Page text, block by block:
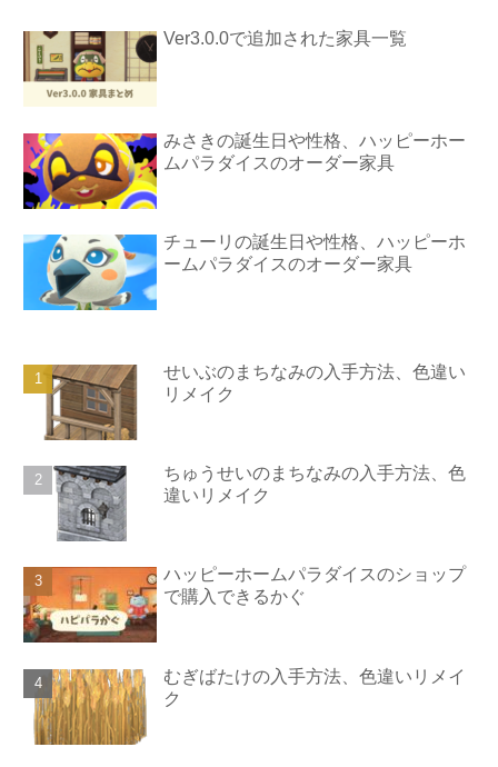
Ver3.0.0で追加された家具一覧
みさきの誕生日や性格、ハッピーホー
ムパラダイスのオーダー家具
チューリの誕生日や性格、ハッピーホ
ームパラダイスのオーダー家具
せいぶのまちなみの入手方法、色違い
リメイク
ちゅうせいのまちなみの入手方法、色
違いリメイク
ハッピーホームパラダイスのショップ
で購入できるかぐ
むぎばたけの入手方法、色違いリメイ
ク